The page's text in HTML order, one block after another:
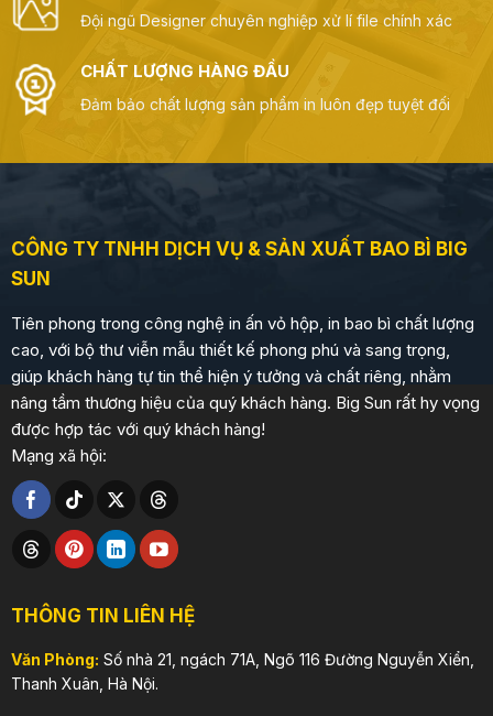
Đội ngũ Designer chuyên nghiệp xử lí file chính xác
CHẤT LƯỢNG HÀNG ĐẦU
Đảm bảo chất lượng sản phẩm in luôn đẹp tuyệt đối
CÔNG TY TNHH DỊCH VỤ & SẢN XUẤT BAO BÌ BIG
SUN
Tiên phong trong công nghệ in ấn vỏ hộp, in bao bì chất lượng
cao, với bộ thư viễn mẫu thiết kế phong phú và sang trọng,
giúp khách hàng tự tin thể hiện ý tưởng và chất riêng, nhằm
nâng tầm thương hiệu của quý khách hàng. Big Sun rất hy vọng
được hợp tác với quý khách hàng!
Mạng xã hội:
THÔNG TIN LIÊN HỆ
Văn Phòng: Số nhà 21, ngách 71A, Ngõ 116 Đường Nguyễn Xiển,
Thanh Xuân, Hà Nội.